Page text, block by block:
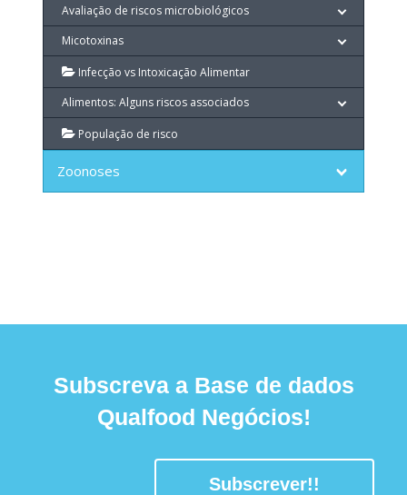
Avaliação de riscos microbiológicos
Micotoxinas
Infecção vs Intoxicação Alimentar
Alimentos: Alguns riscos associados
População de risco
Zoonoses
Subscreva a Base de dados
Qualfood Negócios!
Subscrever!!